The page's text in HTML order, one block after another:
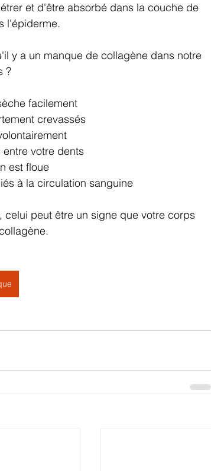
et d'être absorbé dans la couche de
l'épiderme.
y a un manque de collagène dans notre
?
facilement
crevassés
votre dents
est floue
à la circulation sanguine
peut être un signe que votre corps